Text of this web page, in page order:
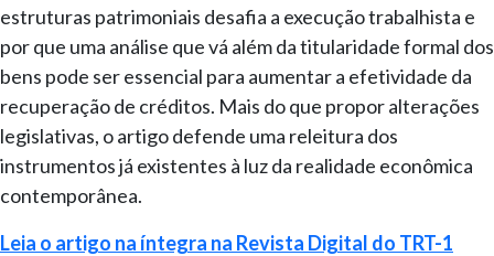
estruturas patrimoniais desafia a execução trabalhista e
por que uma análise que vá além da titularidade formal dos
bens pode ser essencial para aumentar a efetividade da
recuperação de créditos. Mais do que propor alterações
legislativas, o artigo defende uma releitura dos
instrumentos já existentes à luz da realidade econômica
contemporânea.
Leia o artigo na íntegra na Revista Digital do TRT-1